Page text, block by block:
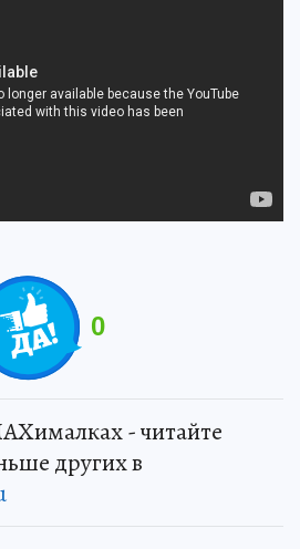
0
- читайте
других в